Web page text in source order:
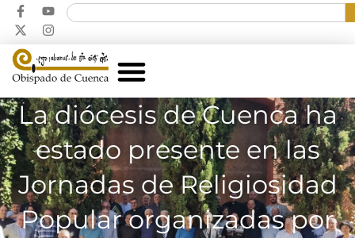
La diócesis de Cuenca ha
estado presente en las
Jornadas de Religiosidad
Popular organizadas por